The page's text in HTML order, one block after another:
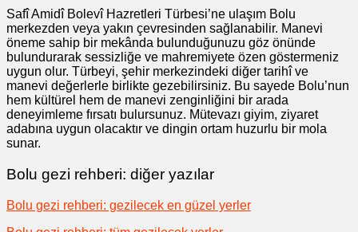
Safî Amidî Bolevî Hazretleri Türbesi’ne ulaşım Bolu
merkezden veya yakın çevresinden sağlanabilir. Manevi
öneme sahip bir mekânda bulunduğunuzu göz önünde
bulundurarak sessizliğe ve mahremiyete özen göstermeniz
uygun olur. Türbeyi, şehir merkezindeki diğer tarihî ve
manevi değerlerle birlikte gezebilirsiniz. Bu sayede Bolu’nun
hem kültürel hem de manevi zenginliğini bir arada
deneyimleme fırsatı bulursunuz. Mütevazı giyim, ziyaret
adabına uygun olacaktır ve dingin ortam huzurlu bir mola
sunar.
Bolu gezi rehberi: diğer yazılar
Bolu gezi rehberi: gezilecek en güzel yerler